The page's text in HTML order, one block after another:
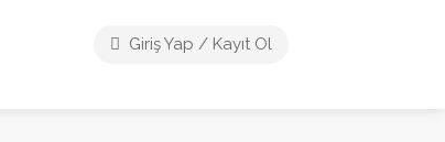
Giriş Yap / Kayıt Ol